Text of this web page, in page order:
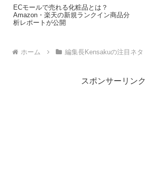
ECモールで売れる化粧品とは？
Amazon・楽天の新規ランクイン商品分
析レポートが公開
ホーム 編集長Kensakuの注目ネタ
スポンサーリンク